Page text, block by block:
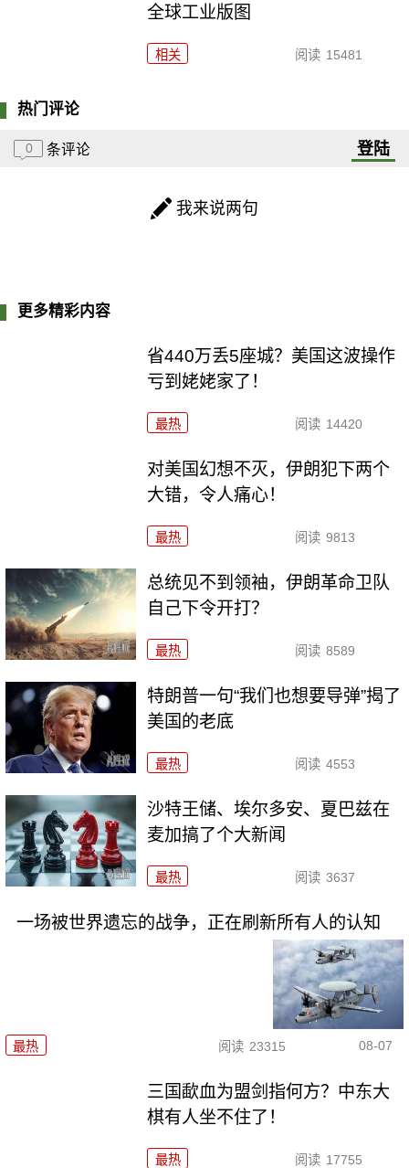
全球工业版图
相关 阅读 15481
热门评论
0 条评论 登陆
我来说两句
更多精彩内容
省440万丢5座城？美国这波操作
亏到姥姥家了！
最热 阅读 14420
对美国幻想不灭，伊朗犯下两个
大错，令人痛心！
最热 阅读 9813
总统见不到领袖，伊朗革命卫队
自己下令开打？
最热 阅读 8589
特朗普一句“我们也想要导弹”揭了
美国的老底
最热 阅读 4553
沙特王储、埃尔多安、夏巴兹在
麦加搞了个大新闻
最热 阅读 3637
一场被世界遗忘的战争，正在刷新所有人的认知
最热 阅读 23315 08-07
三国歃血为盟剑指何方？中东大
棋有人坐不住了！
最热 阅读 17755